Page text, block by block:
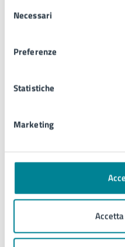
delNecessari
Preferenze
Statistiche
Marketing
lungo l’itinerario delle
contenuta nella citata
riposizionate a dimora
11. che dalle 21:00
09/09/2024 la
via Equilio da via
Picchi” e su viale
manifestazione;
12. che dalle 21:00
piazzale “Armando
essere vietata a tutti i
servizio delle persone